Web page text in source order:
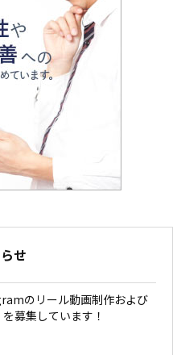
せ
のリール動画制作および
募集しています！